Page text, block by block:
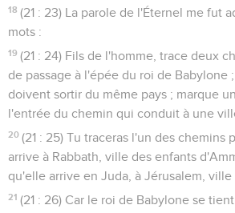
18 (21 : 23) La parole de l'Éternel me fut
mots :
19 (21 : 24) Fils de l'homme, trace deux
de passage à l'épée du roi de Babylone
doivent sortir du même pays ; marque
l'entrée du chemin qui conduit à une
20 (21 : 25) Tu traceras l'un des chemins
arrive à Rabbath, ville des enfants
qu'elle arrive en Juda, à Jérusalem, ville
21 (21 : 26) Car le roi de Babylone se